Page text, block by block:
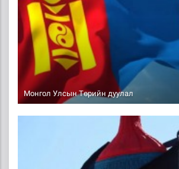
Монгол Улсын Төрийн дуулал